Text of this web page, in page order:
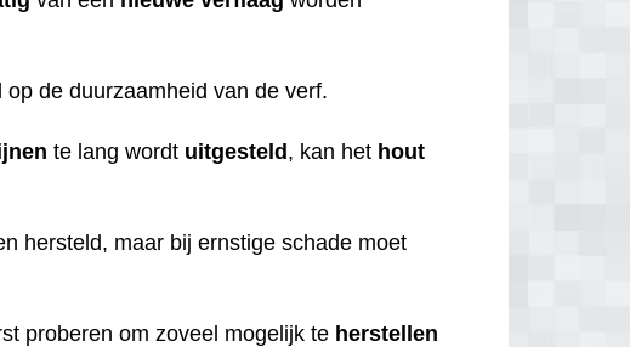
de duurzaamheid van de verf.
te lang wordt uitgesteld, kan het hout
hersteld, maar bij ernstige schade moet
proberen om zoveel mogelijk te herstellen